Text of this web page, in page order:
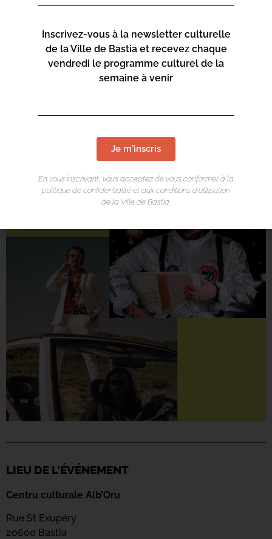
Retour : 23h devant la salle de polyvalente de
Lupinu
Le bus est GRATUIT
LIEU DE L'ÉVÉNEMENT
Centru culturale Alb’Oru
Rue St Exupéry
20600 Bastia
Inscrivez-vous à la newsletter culturelle
de la Ville de Bastia et recevez chaque
vendredi le programme culturel de la
semaine à venir
Je m'inscris
En vous inscrivant, vous acceptez de vous conformer à la
politique de confidentialité et aux conditions d’utilisation
de la Ville de Bastia.